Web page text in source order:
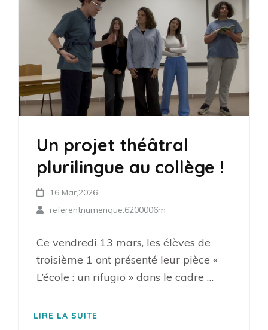
Un projet théâtral
plurilingue au collège !
16 Mar,2026
referentnumerique.6200006m
Ce vendredi 13 mars, les élèves de
troisième 1 ont présenté leur pièce «
L’école : un rifugio » dans le cadre …
LIRE LA SUITE